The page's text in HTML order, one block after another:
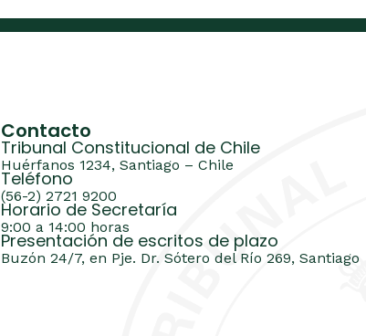
Contacto
Tribunal Constitucional de Chile
Huérfanos 1234, Santiago – Chile
Teléfono
(56-2) 2721 9200
Horario de Secretaría
9:00 a 14:00 horas
Presentación de escritos de plazo
Buzón 24/7, en Pje. Dr. Sótero del Río 269, Santiago